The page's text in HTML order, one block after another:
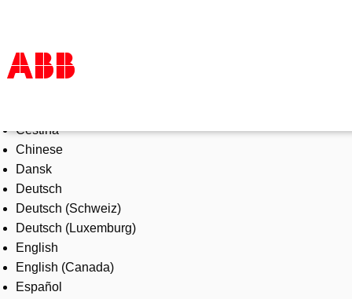
Products & Solutions
Industries
Services
About us
Where to buy
Contact us
Careers
Čeština
Chinese
Dansk
Deutsch
Deutsch (Schweiz)
Deutsch (Luxemburg)
English
English (Canada)
Español